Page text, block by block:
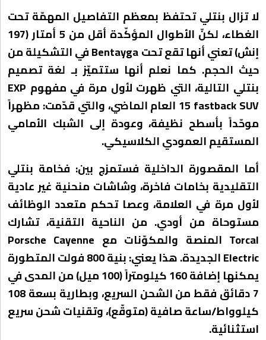
لا تزال بنتلي تحتفظ بمعظم التفاصيل المهمّة تحت
الغطاء، لكنّ الأطوال المؤكّدة أقل من 5 أمتار (197
إنش) تعني أنها تقع تحت Bentayga في التشكيلة من
حيث الحجم. كما نعلم أنها ستتميّز بـ لغة تصميم
بنتلي التالية، التي ظهرت لأول مرة في مفهوم EXP
15 fastback SUV العام الماضي، والتي قدّمت: مظهراً
موحّداً بأسطح نظيفة، وعودة إلى الشبك الأمامي
المستقيم العمودي الكلاسيكي.
أما المقصورة الداخلية فستمزج بين: فخامة بنتلي
التقليدية بخامات فاخرة، وشاشات منحنية غير عادية
لأول مرة في العلامة، وعصا تحكم متعدد الوظائف
مستوحاة من أودي. من الناحية التقنية، تشارك
Torcal المنصة والمكوّنات مع Porsche Cayenne
Electric الجديدة. هذا يعني: بنية 800 فولت المتطورة
يمكنها إضافة 160 كيلومتراً (100 ميل) من المدى في
7 دقائق فقط من الشحن السريع، وبطارية بسعة 108
كيلوواط/ساعة صافية (متوقّع)، وتقنيات شحن سريع
استثنائية.